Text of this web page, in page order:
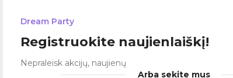
Dream Party
Registruokite naujienlaiškį!
Nepraleisk akcijų, naujienų
Arba sekite mus